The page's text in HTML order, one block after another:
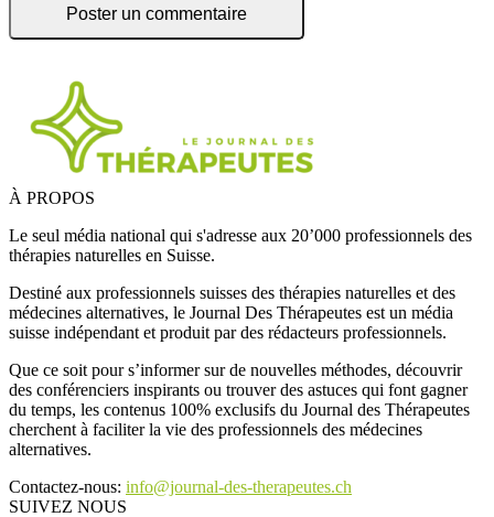
À PROPOS
Le seul média national qui s'adresse aux 20’000 professionnels des
thérapies naturelles en Suisse.
Destiné aux professionnels suisses des thérapies naturelles et des
médecines alternatives, le Journal Des Thérapeutes est un média
suisse indépendant et produit par des rédacteurs professionnels.
Que ce soit pour s’informer sur de nouvelles méthodes, découvrir
des conférenciers inspirants ou trouver des astuces qui font gagner
du temps, les contenus 100% exclusifs du Journal des Thérapeutes
cherchent à faciliter la vie des professionnels des médecines
alternatives.
Contactez-nous: info@journal-des-therapeutes.ch
SUIVEZ NOUS